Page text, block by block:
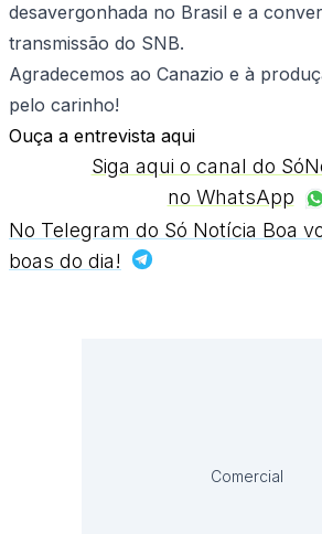
desavergonhada no Brasil e a
transmissão do SNB.
Agradecemos ao Canazio e à
pelo carinho!
Ouça a entrevista aqui
Siga aqui o canal do
no WhatsApp
No Telegram do Só Notícia Boa
boas do dia!
Comercial